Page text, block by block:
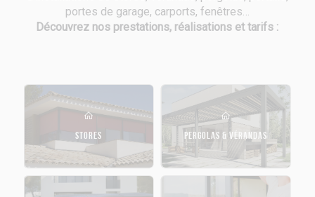
portes de garage, carports, fenêtres…
Découvrez nos prestations, réalisations et tarifs :
STORES PERGOLAS & VÉRANDAS